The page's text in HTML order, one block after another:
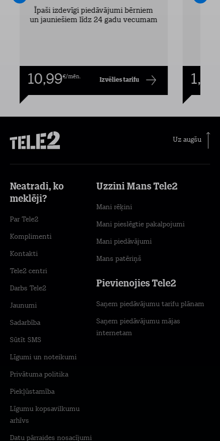
Īpaši izdevīgi piedāvājumi bērniem
un jauniešiem līdz 24 gadu vecumam
10,99€/mēn. Izvēlies tarifu 1,00
Uz augšu
Neatradi, ko
meklēji?
Par Tele2
Komplimenti
Kontakti
Tele2 centri
Darbs Tele2
Jaunumi
Sadarbība
Sūtīt SMS
Līgumi un noteikumi
Privātuma politika
Piekļūstamība
Līgumu kopsavilkumu
arhīvs
Datu pārraides nosacījumi
Uzzini Mans Tele2
Mani rēķini
Mani pieslēgtie pakalpojumi
Mani piedāvājumi
Mans patēriņš
Pievienojies Tele2
Saņem piedāvājumu tarifu plānam
Saņem piedāvājumu mājas
internetam